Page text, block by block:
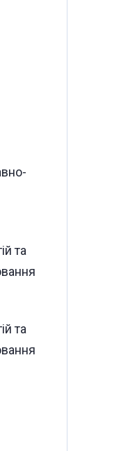
та
та